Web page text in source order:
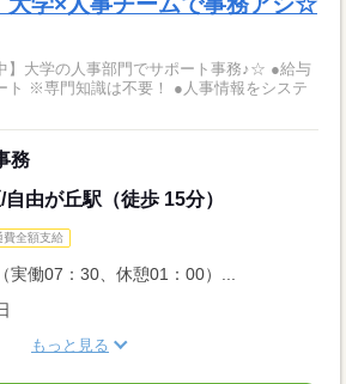
】大学の人事部門でサポート事務♪☆ ●給与
ト ※専門知識は不要！ ●人事情報をシステ
務
由が丘駅（徒歩 15分）
費全額支給
実働07：30、休憩01：00）...
もっと見る